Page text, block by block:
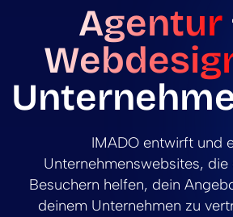
Agentur
IMADO entwirft und
Unternehmenswebsites,
Besuchern helfen, dein
deinem Unternehmen zu